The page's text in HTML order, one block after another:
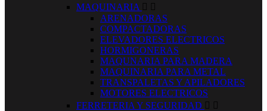
MAQUINARIA  
ARENADORAS
COMPACTADORAS
ELEVADORES ELECTRICOS
HORMIGONERAS
MAQUNARIA PARA MADERA
MAQUINARIA PARA METAL
TRANSPALETAS Y APILADORES
MOTORES ELECTRICOS
FERRETERIA Y SEGURIDAD  